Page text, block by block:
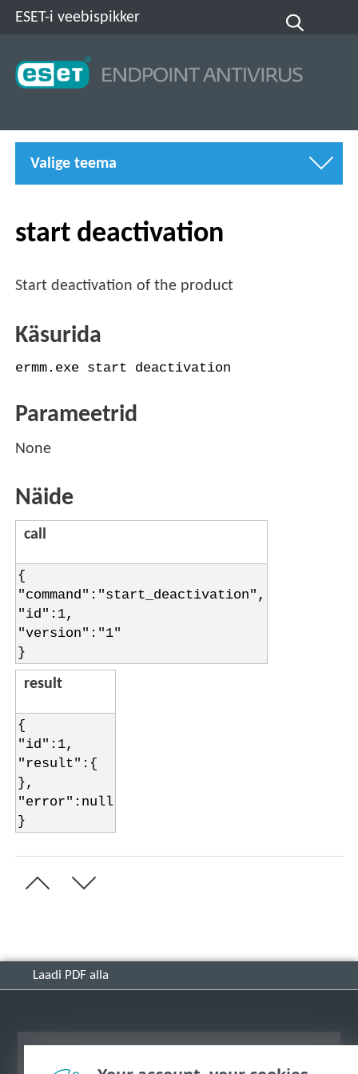
ESET-i veebispikker
Valige teema
start deactivation
Start deactivation of the product
Käsurida
ermm.exe start deactivation
Parameetrid
None
Näide
call
{
"command":"start_deactivation",
"id":1,
"version":"1"
}
result
{
"id":1,
"result":{
},
"error":null
}
Laadi PDF alla